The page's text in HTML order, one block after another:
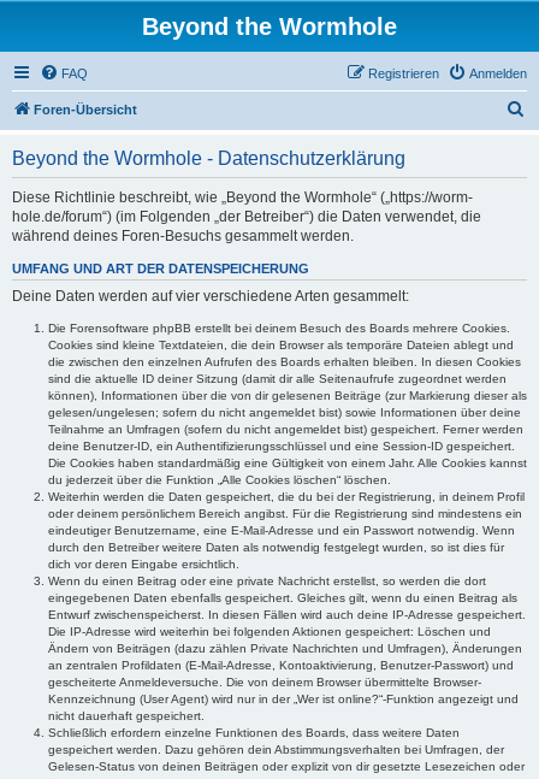
Beyond the Wormhole
FAQ Anmelden
Registrieren
Foren-Übersicht
Beyond the Wormhole - Datenschutzerklärung
Diese Richtlinie beschreibt, wie „Beyond the Wormhole“ („https://worm-
hole.de/forum“) (im Folgenden „der Betreiber“) die Daten verwendet, die
während deines Foren-Besuchs gesammelt werden.
UMFANG UND ART DER DATENSPEICHERUNG
Deine Daten werden auf vier verschiedene Arten gesammelt:
Die Forensoftware phpBB erstellt bei deinem Besuch des Boards mehrere Cookies.
Cookies sind kleine Textdateien, die dein Browser als temporäre Dateien ablegt und
die zwischen den einzelnen Aufrufen des Boards erhalten bleiben. In diesen Cookies
sind die aktuelle ID deiner Sitzung (damit dir alle Seitenaufrufe zugeordnet werden
können), Informationen über die von dir gelesenen Beiträge (zur Markierung dieser als
gelesen/ungelesen; sofern du nicht angemeldet bist) sowie Informationen über deine
Teilnahme an Umfragen (sofern du nicht angemeldet bist) gespeichert. Ferner werden
deine Benutzer-ID, ein Authentifizierungsschlüssel und eine Session-ID gespeichert.
Die Cookies haben standardmäßig eine Gültigkeit von einem Jahr. Alle Cookies kannst
du jederzeit über die Funktion „Alle Cookies löschen“ löschen.
Weiterhin werden die Daten gespeichert, die du bei der Registrierung, in deinem Profil
oder deinem persönlichem Bereich angibst. Für die Registrierung sind mindestens ein
eindeutiger Benutzername, eine E-Mail-Adresse und ein Passwort notwendig. Wenn
durch den Betreiber weitere Daten als notwendig festgelegt wurden, so ist dies für
dich vor deren Eingabe ersichtlich.
Wenn du einen Beitrag oder eine private Nachricht erstellst, so werden die dort
eingegebenen Daten ebenfalls gespeichert. Gleiches gilt, wenn du einen Beitrag als
Entwurf zwischenspeicherst. In diesen Fällen wird auch deine IP-Adresse gespeichert.
Die IP-Adresse wird weiterhin bei folgenden Aktionen gespeichert: Löschen und
Ändern von Beiträgen (dazu zählen Private Nachrichten und Umfragen), Änderungen
an zentralen Profildaten (E-Mail-Adresse, Kontoaktivierung, Benutzer-Passwort) und
gescheiterte Anmeldeversuche. Die von deinem Browser übermittelte Browser-
Kennzeichnung (User Agent) wird nur in der „Wer ist online?“-Funktion angezeigt und
nicht dauerhaft gespeichert.
Schließlich erfordern einzelne Funktionen des Boards, dass weitere Daten
gespeichert werden. Dazu gehören dein Abstimmungsverhalten bei Umfragen, der
Gelesen-Status von deinen Beiträgen oder explizit von dir gesetzte Lesezeichen oder